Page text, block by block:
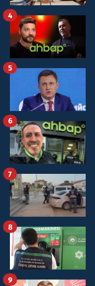
4
5
6
7
8
9